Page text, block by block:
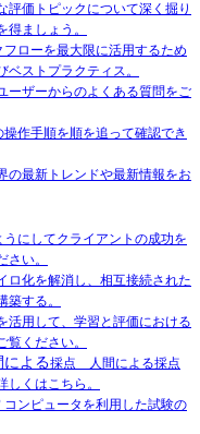
評価トピックについて深く掘り
ましょう。
ローを最大限に活用するため
ストプラクティス。
ーザーからのよくある質問をご
操作手順を順を追って確認でき
最新トレンドや最新情報をお
うにしてクライアントの成功を
い。
ロ化を解消し、相互接続された
する。
活用して、学習と評価における
ください。
による採点 人間による採点
くはこちら。
コンピュータを利用した試験の